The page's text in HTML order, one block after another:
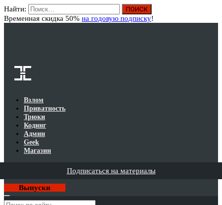
Найти:
Временная скидка 50% на годовую подписку!
Взлом
Приватность
Трюки
Кодинг
Админ
Geek
Магазин
Подписаться на материалы
Выпуски
Годовая